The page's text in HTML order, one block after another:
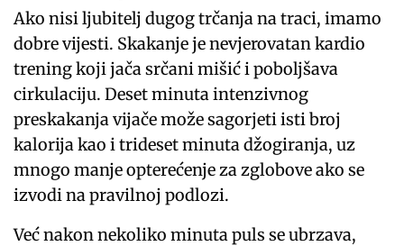
Ako nisi ljubitelj dugog trčanja na traci, imamo
dobre vijesti. Skakanje je nevjerovatan kardio
trening koji jača srčani mišić i poboljšava
cirkulaciju. Deset minuta intenzivnog
preskakanja vijače može sagorjeti isti broj
kalorija kao i trideset minuta džogiranja, uz
mnogo manje opterećenje za zglobove ako se
izvodi na pravilnoj podlozi.
Već nakon nekoliko minuta puls se ubrzava,